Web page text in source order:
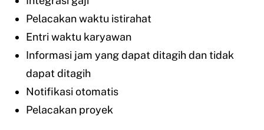
Pelacakan waktu istirahat
Entri waktu karyawan
Informasi jam yang dapat ditagih dan tidak
dapat ditagih
Notifikasi otomatis
Pelacakan proyek